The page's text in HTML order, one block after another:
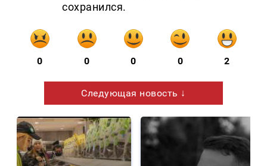
сохранился.
0 0 0 0 2
Следующая новость ↓